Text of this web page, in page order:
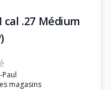
cal .27 Médium
magasins